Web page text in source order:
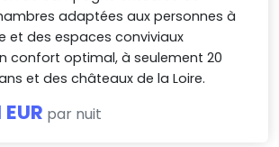
adaptées aux personnes à
et des espaces conviviaux
confort optimal, à seulement 20
et des châteaux de la Loire.
EUR par nuit